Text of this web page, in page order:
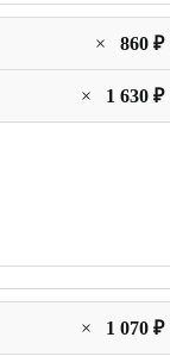
× 860 ₽
× 1 630 ₽
× 1 070 ₽